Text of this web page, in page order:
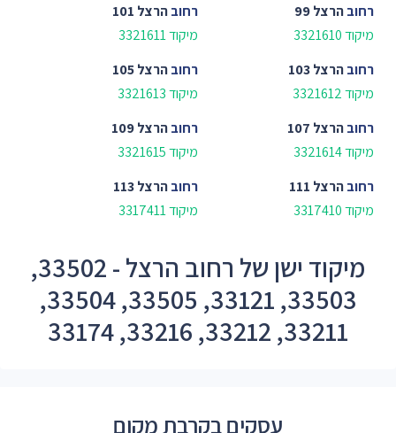
רחובהרצל 99
מיקוד 3321610
רחובהרצל 101
מיקוד 3321611
רחובהרצל 103
מיקוד 3321612
רחובהרצל 105
מיקוד 3321613
רחובהרצל 107
מיקוד 3321614
רחובהרצל 109
מיקוד 3321615
רחובהרצל 111
מיקוד 3317410
רחובהרצל 113
מיקוד 3317411
מיקוד ישן של רחוב הרצל - 33502,
33503, 33121, 33505, 33504,
33211, 33212, 33216, 33174
עסקים בקרבת מקום